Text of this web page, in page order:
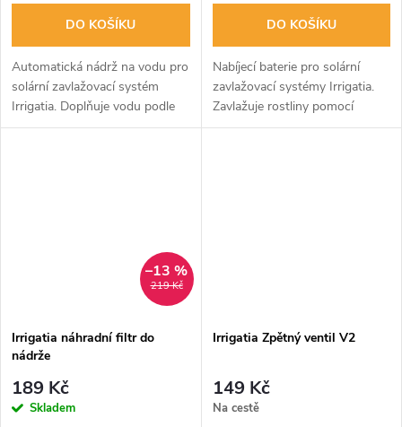
DO KOŠÍKU
Automatická nádrž na vodu pro
solární zavlažovací systém
Irrigatia. Doplňuje vodu podle
potřeby, úspora vody a snadná
DO KOŠÍKU
Nabíjecí baterie pro solární
zavlažovací systémy Irrigatia.
Zavlažuje rostliny pomocí
solárního čerpadla a kapačů,
219 Kč
–13 %
Irrigatia náhradní filtr do
nádrže
189 Kč
Skladem
Irrigatia Zpětný ventil V2
149 Kč
Na cestě